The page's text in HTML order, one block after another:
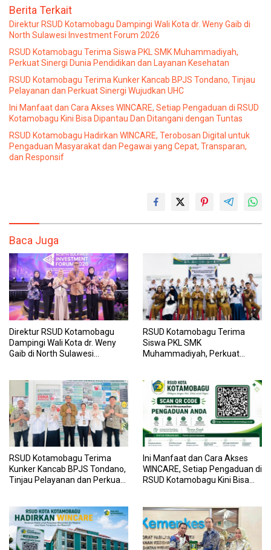
Berita Terkait
Direktur RSUD Kotamobagu Dampingi Wali Kota dr. Weny Gaib di
North Sulawesi Investment Forum 2026
RSUD Kotamobagu Terima Siswa PKL SMK Muhammadiyah,
Perkuat Sinergi Dunia Pendidikan dan Layanan Kesehatan
RSUD Kotamobagu Terima Kunker Kancab BPJS Tondano, Tinjau
Pelayanan dan Perkuat Sinergi Wujudkan UHC
Ini Manfaat dan Cara Akses WINCARE, Setiap Pengaduan di RSUD
Kotamobagu Kini Bisa Dipantau Dan Ditangani dengan Tuntas
RSUD Kotamobagu Hadirkan WINCARE, Terobosan Digital untuk
Pengaduan Masyarakat dan Pegawai yang Cepat, Transparan,
dan Responsif
Baca Juga
Direktur RSUD Kotamobagu
Dampingi Wali Kota dr. Weny
Gaib di North Sulawesi
RSUD Kotamobagu Terima
Siswa PKL SMK
Muhammadiyah, Perkuat
RSUD Kotamobagu Terima
Kunker Kancab BPJS Tondano,
Tinjau Pelayanan dan Perkuat
Ini Manfaat dan Cara Akses
WINCARE, Setiap Pengaduan di
RSUD Kotamobagu Kini Bisa